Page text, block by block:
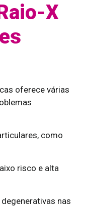
X
oferece várias
como
risco e alta
nas